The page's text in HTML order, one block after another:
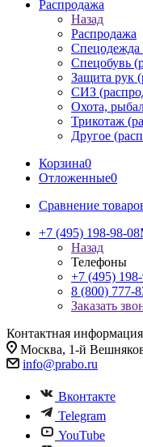
Распродажа
Назад
Распродажа
Спецодежда
Спецобувь
Защита рук
СИЗ
Охота,
Трикотаж
Другое
Корзина0
Отложенные0
Сравнение
+7 (495) 198-98-08
Назад
Телефоны
+7 (495)
8 (800) 777-
Заказать
Контактная информация
Москва, 1-й
info@prabo.ru
Вконтакте
Telegram
YouTube